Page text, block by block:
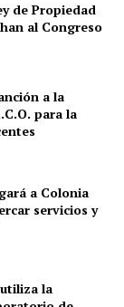
de Propiedad
al Congreso
a la
para la
a Colonia
servicios y
la